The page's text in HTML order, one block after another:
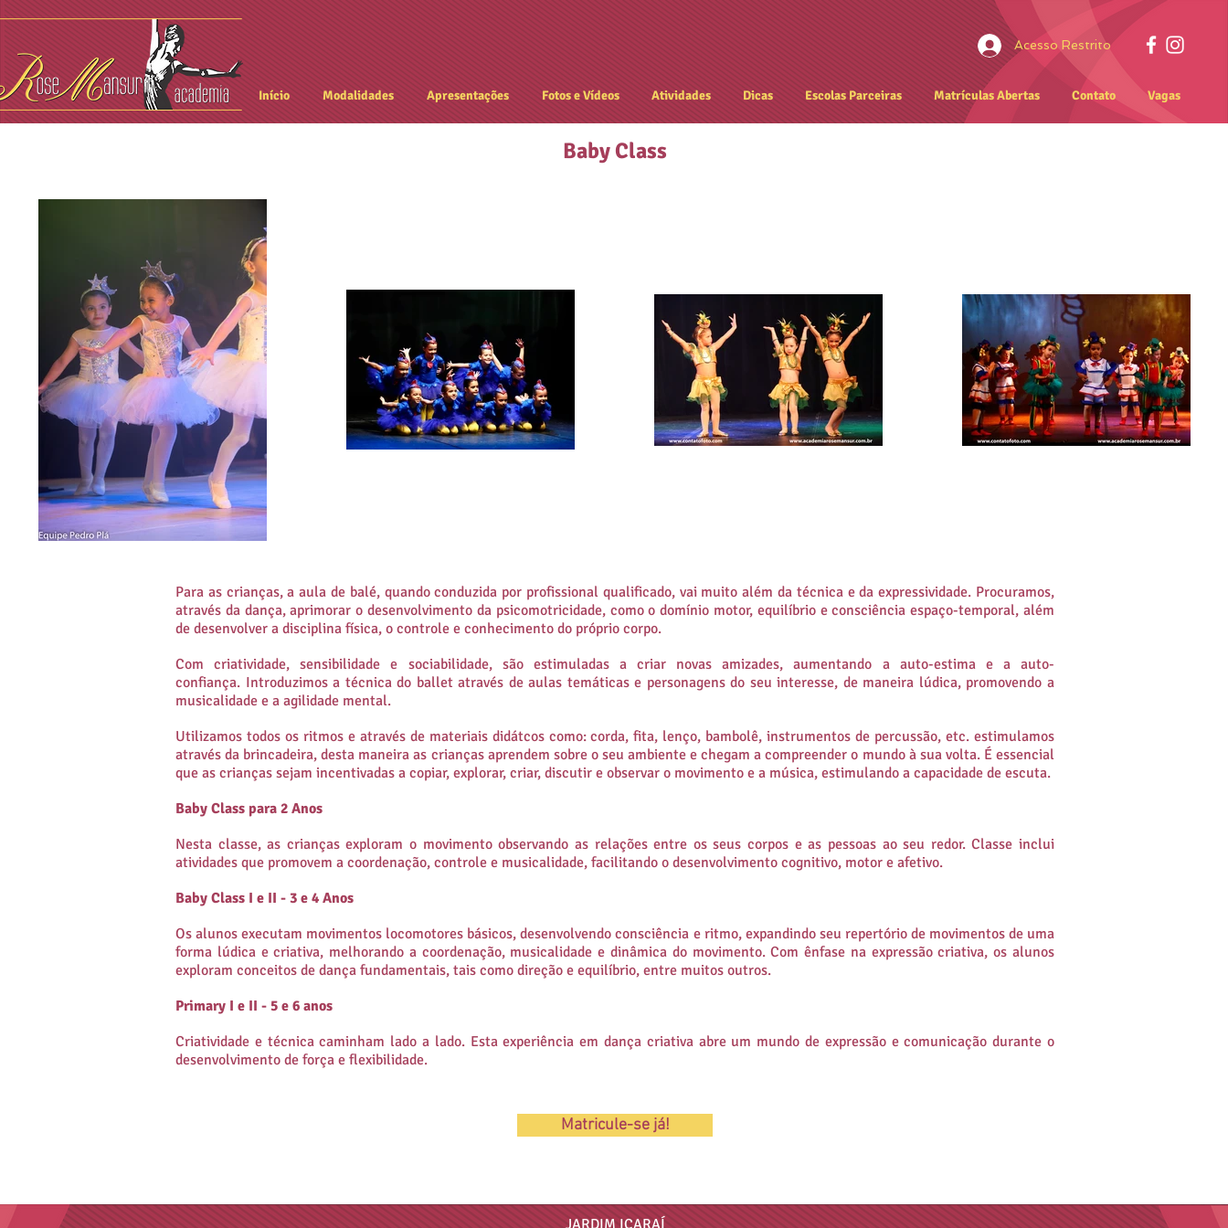
Acesso Restrito
Início Modalidades Apresentações Fotos e Vídeos Atividades Dicas Escolas Parceiras Matrículas Abertas Contato Vagas
Baby Class
Para as crianças, a aula de balé, quando conduzida por profissional qualificado, vai muito além da técnica e da expressividade. Procuramos,
através da dança, aprimorar o desenvolvimento da psicomotricidade, como o domínio motor, equilíbrio e consciência espaço-temporal, além
de desenvolver a disciplina física, o controle e conhecimento do próprio corpo.
Com criatividade, sensibilidade e sociabilidade, são estimuladas a criar novas amizades, aumentando a auto-estima e a auto-
confiança. Introduzimos a técnica do ballet através de aulas temáticas e personagens do seu interesse, de maneira lúdica, promovendoa
musicalidade e a agilidade mental.
Utilizamos todos os ritmos e através de materiais didátcos como: corda, fita, lenço, bambolê, instrumentos de percussão, etc. estimulamos
através da brincadeira, desta maneira as crianças aprendem sobre o seu ambiente e chegam a compreender o mundo à sua volta. É essencial
que as crianças sejam incentivadas a copiar, explorar, criar, discutir e observar o movimento e a música, estimulando a capacidade de escuta.
Baby Class para 2 Anos
Nesta classe, as crianças exploram o movimento observando as relações entre os seus corpos e as pessoas ao seu redor. Classe inclui
atividades que promovem a coordenação, controle e musicalidade, facilitando o desenvolvimento cognitivo, motor e afetivo.
Baby Class I e II - 3 e 4 Anos
Os alunos executam movimentos locomotores básicos, desenvolvendo consciência e ritmo, expandindo seu repertório de movimentos de uma
forma lúdica e criativa, melhorando a coordenação, musicalidade e dinâmica do movimento. Com ênfase na expressão criativa, os alunos
exploram conceitos de dança fundamentais, tais como direção e equilíbrio, entre muitos outros.
Primary I e II - 5 e 6 anos
Criatividade e técnica caminham lado a lado. Esta experiência em dança criativa abre um mundo de expressão e comunicação durante o
desenvolvimento de força e flexibilidade.
Matricule-se já!
JARDIM ICARAÍ